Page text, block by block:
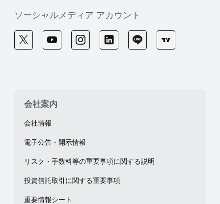
ソーシャルメディア アカウント
会社案内
会社情報
電子公告・開示情報
リスク・手数料等の重要事項に関する説明
投資信託取引に関する重要事項
重要情報シート